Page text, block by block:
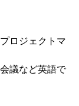
ロジェクトマ
議など英語で